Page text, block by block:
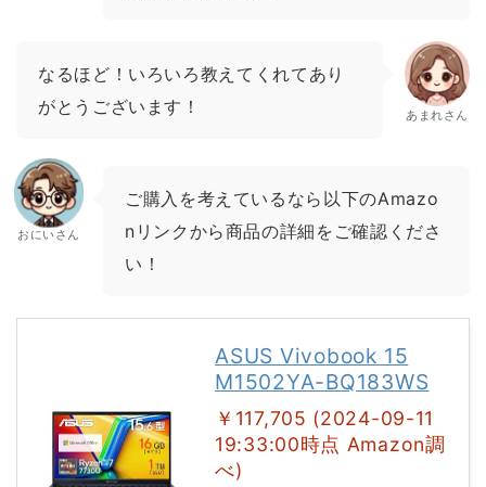
なるほど！いろいろ教えてくれてあり
がとうございます！
あまれさん
おにいさん
ご購入を考えているなら以下のAmazo
nリンクから商品の詳細をご確認くださ
い！
ASUS Vivobook 15
M1502YA-BQ183WS
￥117,705 (2024-09-11
19:33:00時点 Amazon調
べ)